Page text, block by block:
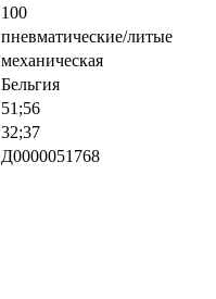
100
пневматические/литые
механическая
Бельгия
51;56
32;37
Д0000051768